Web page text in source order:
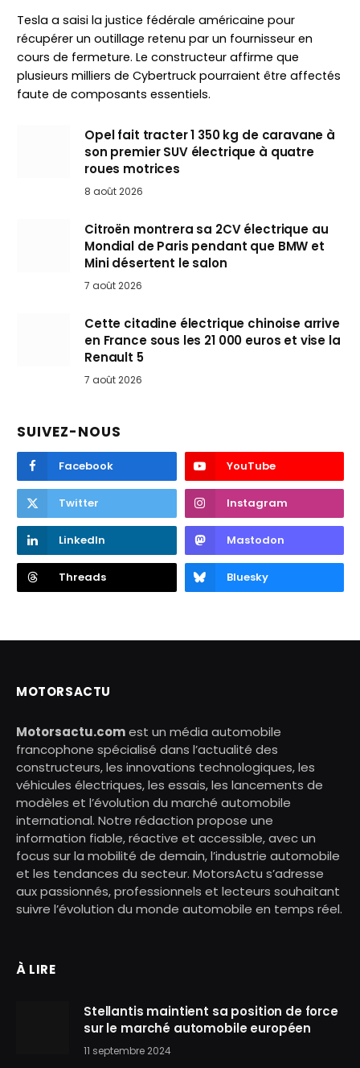
Tesla a saisi la justice fédérale américaine pour
récupérer un outillage retenu par un fournisseur en
cours de fermeture. Le constructeur affirme que
plusieurs milliers de Cybertruck pourraient être affectés
faute de composants essentiels.
Opel fait tracter 1 350 kg de caravane à
son premier SUV électrique à quatre
roues motrices
8 août 2026
Citroën montrera sa 2CV électrique au
Mondial de Paris pendant que BMW et
Mini désertent le salon
7 août 2026
Cette citadine électrique chinoise arrive
en France sous les 21 000 euros et vise la
Renault 5
7 août 2026
SUIVEZ-NOUS
Facebook YouTube
Twitter Instagram
LinkedIn Mastodon
Threads Bluesky
MOTORSACTU
Motorsactu.comest un média automobile
francophone spécialisé dans l’actualité des
constructeurs, les innovations technologiques, les
véhicules électriques, les essais, les lancements de
modèles et l’évolution du marché automobile
international. Notre rédaction propose une
information fiable, réactive et accessible, avec un
focus sur la mobilité de demain, l’industrie automobile
et les tendances du secteur. MotorsActu s’adresse
aux passionnés, professionnels et lecteurs souhaitant
suivre l’évolution du monde automobile en temps réel.
À LIRE
Stellantis maintient sa position de force
sur le marché automobile européen
11 septembre 2024